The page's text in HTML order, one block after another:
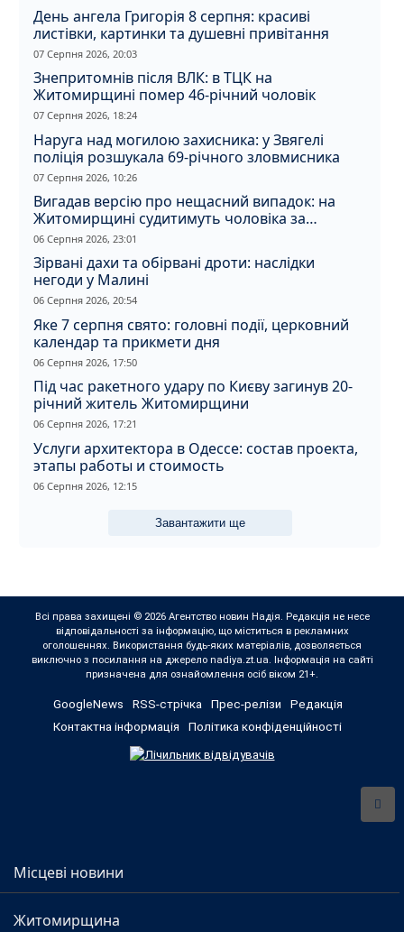
День ангела Григорія 8 серпня: красиві
листівки, картинки та душевні привітання
07 Серпня 2026, 20:03
Знепритомнів після ВЛК: в ТЦК на
Житомирщині помер 46-річний чоловік
07 Серпня 2026, 18:24
Наруга над могилою захисника: у Звягелі
поліція розшукала 69-річного зловмисника
07 Серпня 2026, 10:26
Вигадав версію про нещасний випадок: на
Житомирщині судитимуть чоловіка за
вбивство співмешканки
06 Серпня 2026, 23:01
Зірвані дахи та обірвані дроти: наслідки
негоди у Малині
06 Серпня 2026, 20:54
Яке 7 серпня свято: головні події, церковний
календар та прикмети дня
06 Серпня 2026, 17:50
Під час ракетного удару по Києву загинув 20-
річний житель Житомирщини
06 Серпня 2026, 17:21
Услуги архитектора в Одессе: состав проекта,
этапы работы и стоимость
06 Серпня 2026, 12:15
Завантажити ще
Всі права захищені © 2026 Агентство новин Надія. Редакція не несе
відповідальності за інформацію, що міститься в рекламних
оголошеннях. Використання будь-яких матеріалів, дозволяється
виключно з посилання на джерело nadiya.zt.ua. Інформація на сайті
призначена для ознайомлення осіб віком 21+.
GoogleNews RSS-стрічка Прес-релізи
Редакція
Контактна інформація
Політика конфіденційності
Місцеві новини
Житомирщина